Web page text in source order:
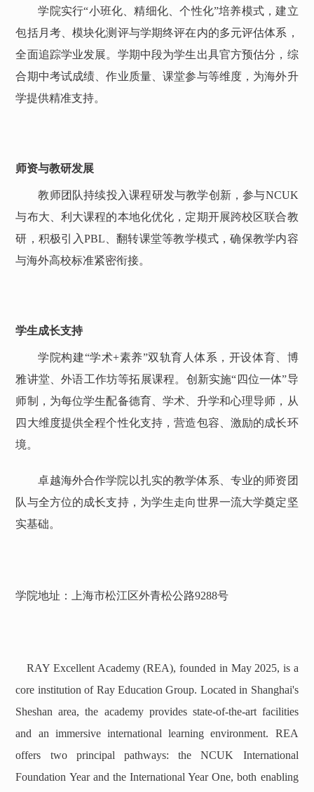
学院实行“小班化、精细化、个性化”培养模式，建立
包括月考、模块化测评与学期终评在内的多元评估体系，
全面追踪学业发展。学期中段为学生出具官方预估分，综
合期中考试成绩、作业质量、课堂参与等维度，为海外升
学提供精准支持。
师资与教研发展
教师团队持续投入课程研发与教学创新，参与NCUK
与布大 、利大课程的本地化优化，定期开展跨校区联合教
研，积极引入PBL、翻转课堂等教学模式，确保教学内容
与海外高校标准紧密衔接。
学生成长支持
学院构建“学术+素养”双轨育人体系，开设体育、博
雅讲堂、外语工作坊等拓展课程。创新实施“四位一体”导
师制，为每位学生配备德育、学术、升学和心理导师，从
四大维度提供全程个性化支持，营造包容、激励的成长环
境。
卓越海外合作学院以扎实的教学体系、专业的师资团
队与全方位的成长支持，为学生走向世界一流大学奠定坚
实基础。
学院地址：上海市松江区外青松公路9288号
RAY Excellent Academy (REA), founded in May 2025, is a
core institution of Ray Education Group. Located in Shanghai's
Sheshan area, the academy provides state-of-the-art facilities
and an immersive international learning environment. REA
offers two principal pathways: the NCUK International
Foundation Year and the International Year One, both enabling